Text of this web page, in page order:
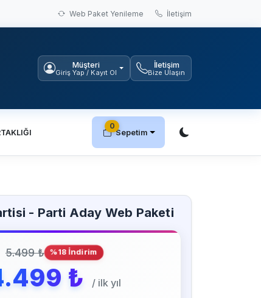
Web Paket Yenileme İletişim
Müşteri
Giriş Yap / Kayıt Ol
İletişim
Bize Ulaşın
0
Sepetim
- Parti Aday Web Paketi
5.499 ₺ %18 İndirim
₺ / ilk yıl